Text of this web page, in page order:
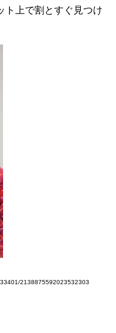
ト上で割とすぐ見つけ
2138875592023532303